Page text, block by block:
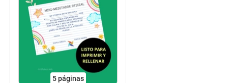
5páginas